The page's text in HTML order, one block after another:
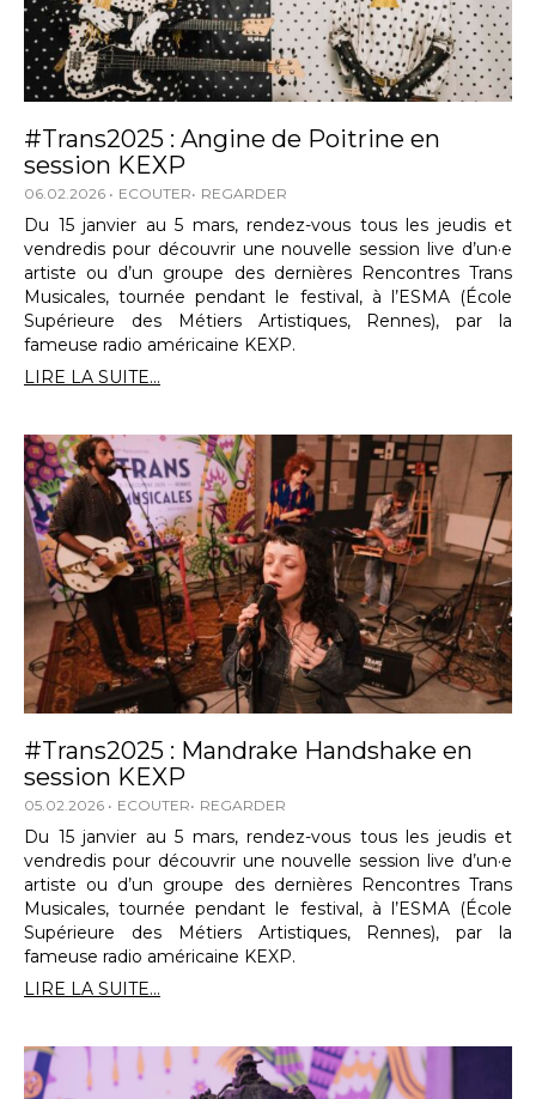
#Trans2025 : Angine de Poitrine en
session KEXP
06.02.2026 ECOUTER REGARDER
Du 15 janvier au 5 mars, rendez-vous tous les jeudis et
vendredis pour découvrir une nouvelle session live d’un·e
artiste ou d’un groupe des dernières Rencontres Trans
Musicales, tournée pendant le festival, à l’ESMA (École
Supérieure des Métiers Artistiques, Rennes), par la
fameuse radio américaine KEXP.
LIRE LA SUITE...
#Trans2025 : Mandrake Handshake en
session KEXP
05.02.2026 ECOUTER REGARDER
Du 15 janvier au 5 mars, rendez-vous tous les jeudis et
vendredis pour découvrir une nouvelle session live d’un·e
artiste ou d’un groupe des dernières Rencontres Trans
Musicales, tournée pendant le festival, à l’ESMA (École
Supérieure des Métiers Artistiques, Rennes), par la
fameuse radio américaine KEXP.
LIRE LA SUITE...